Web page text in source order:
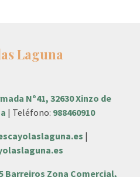
Laguna
Nº41, 32630 Xinzo de
| Teléfono: 988460910
|
Barreiros Zona Comercial,